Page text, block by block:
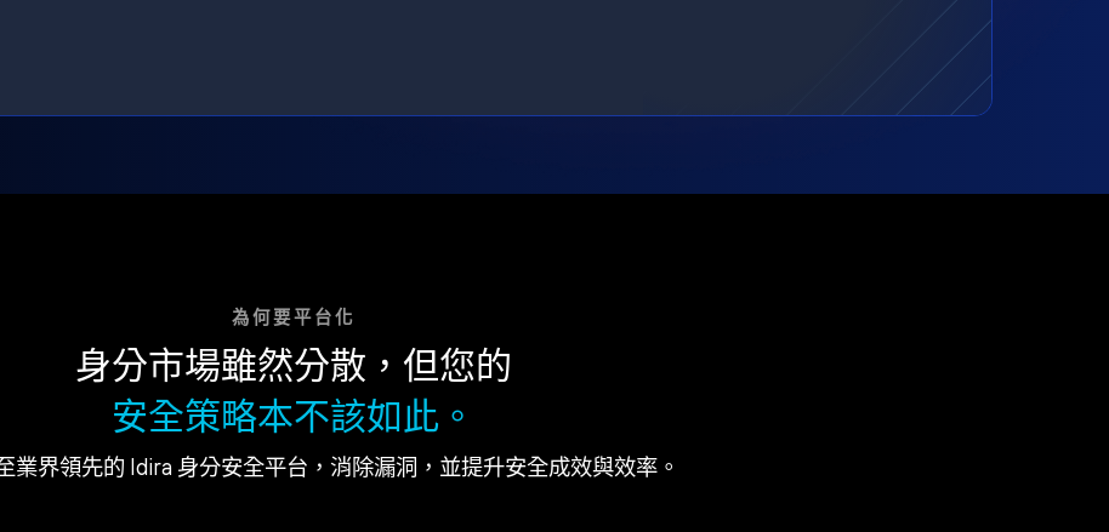
為何要平台化
身分市場雖然分散，但您的
安全策略本不該如此。
業界領先的 Idira 身分安全平台，消除漏洞，並提升安全成效與效率。